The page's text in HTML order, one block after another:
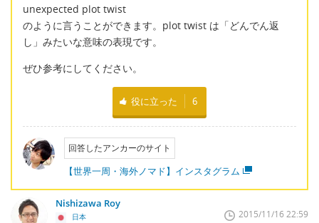
unexpected plot twist
のように言うことができます。plot twist は「どんでん返
し」みたいな意味の表現です。
ぜひ参考にしてください。
役に立った 6
回答したアンカーのサイト
【世界一周・海外ノマド】インスタグラム
Nishizawa Roy
日本 2015/11/16 22:59